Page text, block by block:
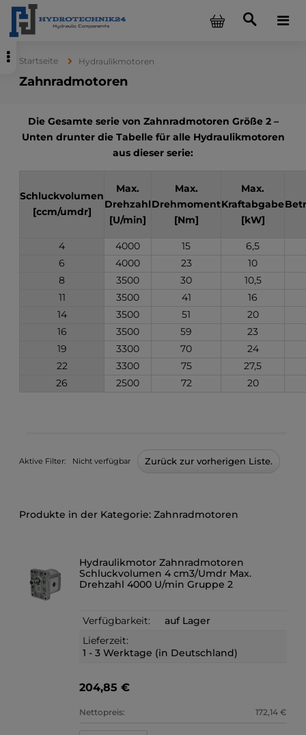
Startseite Hydraulikmotoren
Zahnradmotoren
Aktive Filter: Nicht verfügbar Zurück zur vorherigen Liste.
Die Gesamte serie von Zahnradmotoren Größe 2 –
Unten drunter die Tabelle für alle Hydraulikmotoren
aus dieser serie:
Schluckvolumen
[ccm/umdr]
Max.
Drehzahl
[U/min]
Max.
Drehmoment
[Nm]
Max.
Kraftabgabe
[kW]
4 4000 15
6,5
6
4000 23
10
8
3500 30
10,5
11
3500 41
16
14
3500 51
20
16
3500 59
23
19
3300 70
24
22
3300 75
27,5
26
2500 72 20
Zahnradmotoren
Hydraulikmotor Zahnradmotoren
Schluckvolumen 4 cm3/Umdr Max.
Drehzahl 4000 U/min Gruppe 2
Verfügbarkeit:
auf Lager
Lieferzeit:
1 - 3 Werktage (in Deutschland)
204,85 €
Nettopreis: 172,14 €